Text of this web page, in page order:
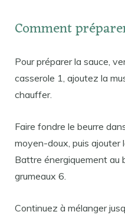
Comment
Pour préparer la sauce,
casserole 1, ajoutez la
chauffer.
Faire fondre le beurre
moyen-doux, puis ajouter
Battre énergiquement au
grumeaux 6.
Continuez à mélanger